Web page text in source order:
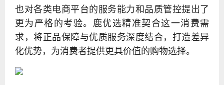
也对各类电商平台的服务能力和品质管控提出了
更为严格的考验。鹿优选精准契合这一消费需
求，将正品保障与优质服务深度结合，打造差异
化优势，为消费者提供更具价值的购物选择。